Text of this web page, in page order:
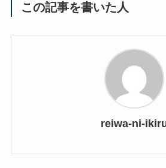
この記事を書いた人
reiwa-ni-